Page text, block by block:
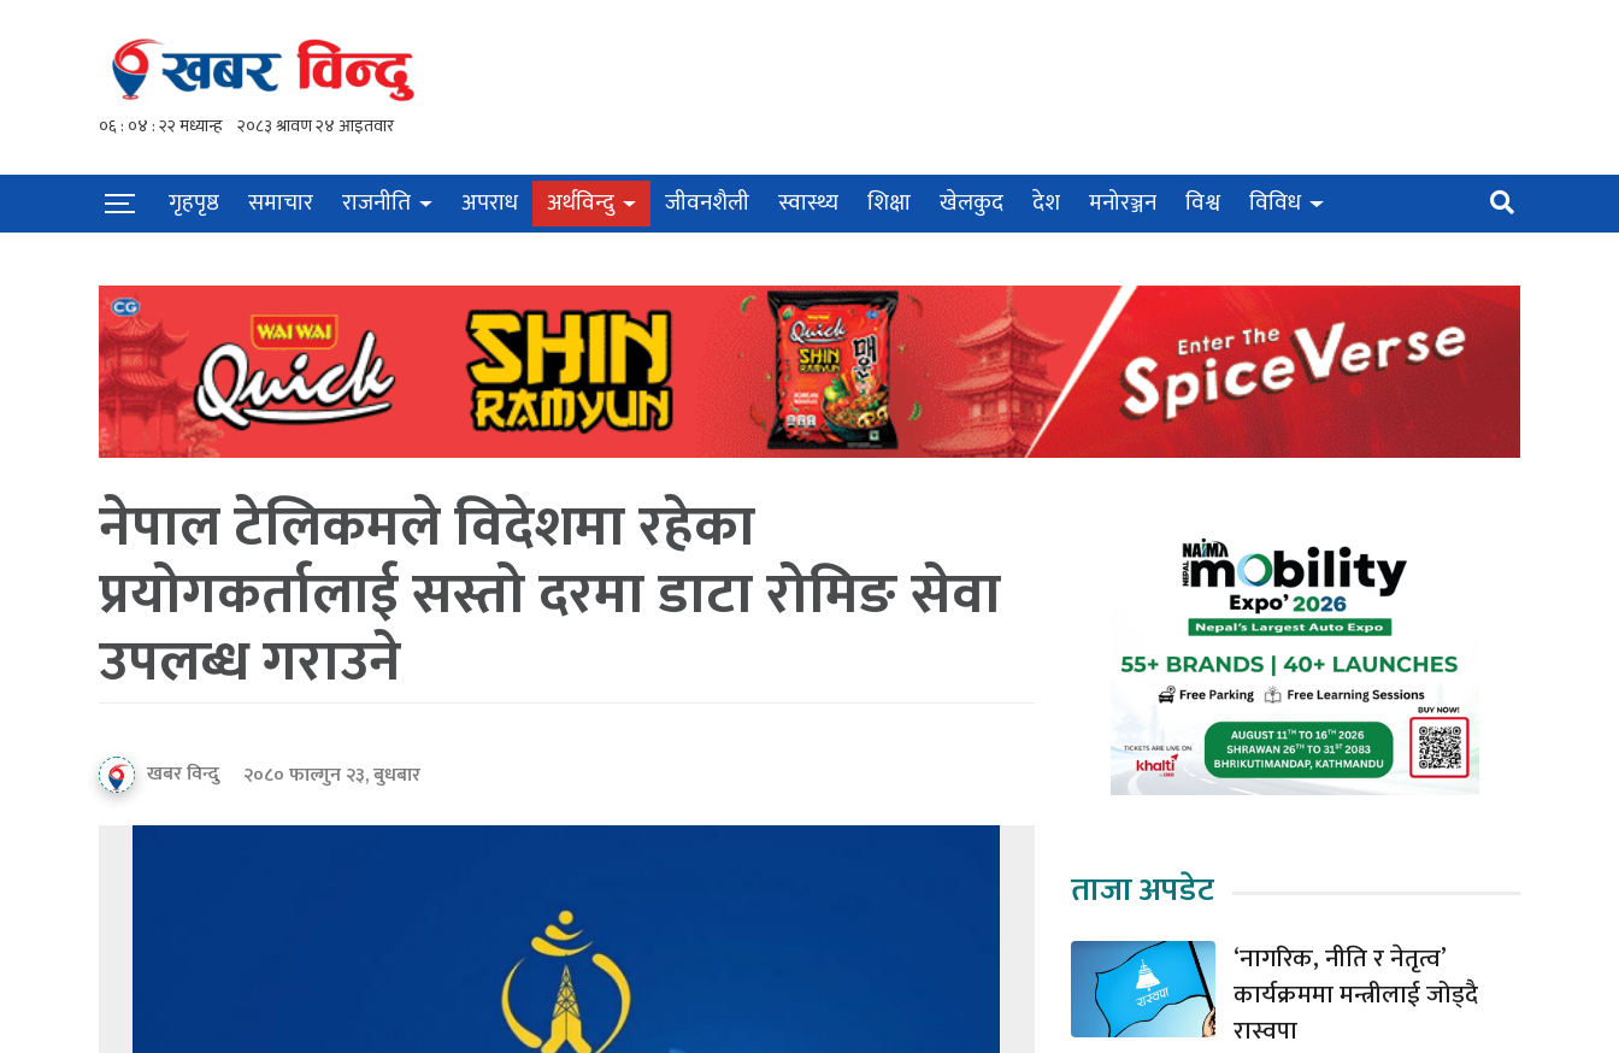
गृहपृष्ठ समाचार राजनीति अपराध अर्थविन्दु जीवनशैली स्वास्थ्य शिक्षा खेलकुद देश मनोरञ्जन विश्व विविध
नेपाल टेलिकमले विदेशमा रहेका
प्रयोगकर्तालाई सस्तो दरमा डाटा रोमिङ सेवा
उपलब्ध गराउने
खबर विन्दु २०८० फाल्गुन २३, बुधबार
ताजा अपडेट
‘नागरिक, नीति र नेतृत्व’
कार्यक्रममा मन्त्रीलाई जोड्दै
रास्वपा